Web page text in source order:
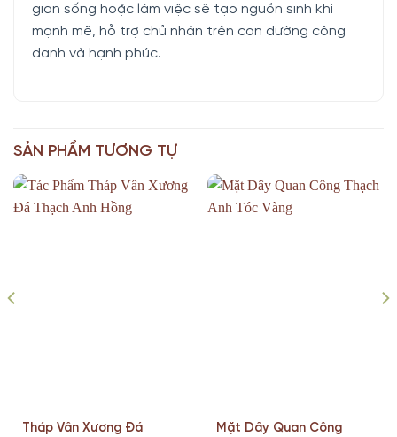
gian sống hoặc làm việc sẽ tạo nguồn sinh khí
mạnh mẽ, hỗ trợ chủ nhân trên con đường công
danh và hạnh phúc.
SẢN PHẨM TƯƠNG TỰ
Tháp Vân Xương Đá
Mặt Dây Quan Công